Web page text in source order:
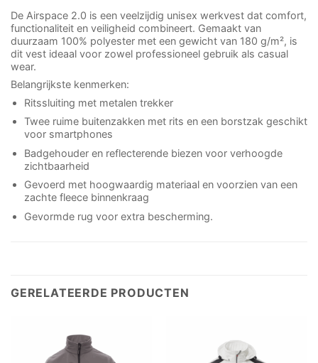
De Airspace 2.0 is een veelzijdig unisex werkvest dat comfort,
functionaliteit en veiligheid combineert. Gemaakt van
duurzaam 100% polyester met een gewicht van 180 g/m², is
dit vest ideaal voor zowel professioneel gebruik als casual
wear.
Belangrijkste kenmerken:
Ritssluiting met metalen trekker
Twee ruime buitenzakken met rits en een borstzak geschikt
voor smartphones
Badgehouder en reflecterende biezen voor verhoogde
zichtbaarheid
Gevoerd met hoogwaardig materiaal en voorzien van een
zachte fleece binnenkraag
Gevormde rug voor extra bescherming.
GERELATEERDE PRODUCTEN